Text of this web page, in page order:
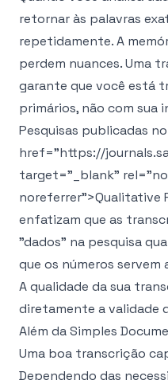
retornar às palavras
repetidamente. A
perdem nuances. Uma
garante que você está
primários, não com sua
Pesquisas publicadas no
href="https://
target="_blank"
noreferrer">Qualitative
enfatizam que as
"dados" na pesquisa
que os números
A qualidade da sua
diretamente a validade
Além da Simples
Uma boa transcrição
Dependendo das